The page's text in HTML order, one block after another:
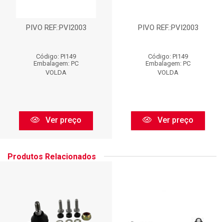
PIVO REF.:PVI2003
Código: PI149
Embalagem: PC
VOLDA
Ver preço
PIVO REF.:PVI2003
Código: PI149
Embalagem: PC
VOLDA
Ver preço
Produtos Relacionados